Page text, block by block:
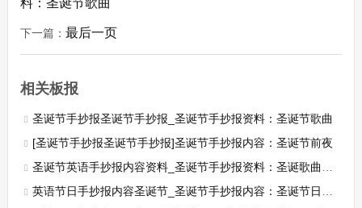
料：圣诞节歌曲
下一篇： 最后一页
相关板报
圣诞节手抄报圣诞节手抄报_圣诞节手抄报资料：圣诞节歌曲
[圣诞节手抄报圣诞节手抄报]圣诞节手抄报内容：圣诞节前夜
圣诞节英语手抄报内容资料_圣诞节手抄报资料：圣诞歌曲的故事
英语节日手抄报内容圣诞节_圣诞节手抄报内容：圣诞节日习俗